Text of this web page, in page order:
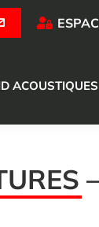
ACOUSTIQUES